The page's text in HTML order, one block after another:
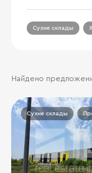
Сухие склады
Найдено
Сухие склады